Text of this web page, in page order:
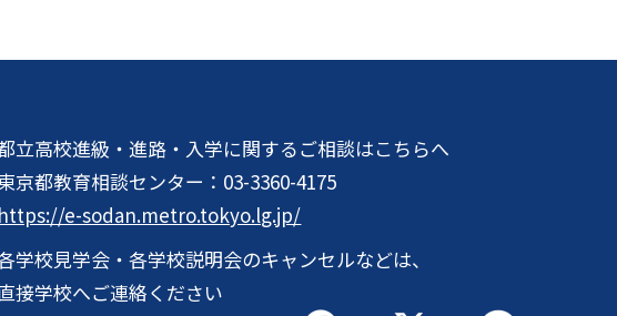
立高校進級・進路・入学に関するご相談はこちらへ
京都教育相談センター： 03-3360-4175
https://e-sodan.metro.tokyo.lg.jp/
学校見学会・各学校説明会のキャンセルなどは、
接学校へご連絡ください